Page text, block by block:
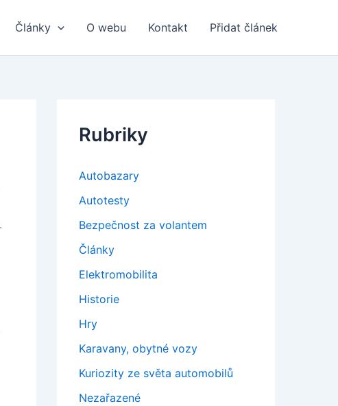
Články O webu Kontakt Přidat článek
Rubriky
Autobazary
Autotesty
Bezpečnost za volantem
Články
Elektromobilita
Historie
Hry
Karavany, obytné vozy
Kuriozity ze světa automobilů
Nezařazené